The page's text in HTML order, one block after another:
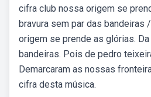
cifra club nossa origem se
bravura sem par das bandeiras
origem se prende as glórias.
bandeiras. Pois de pedro
Demarcaram as nossas
cifra desta música.